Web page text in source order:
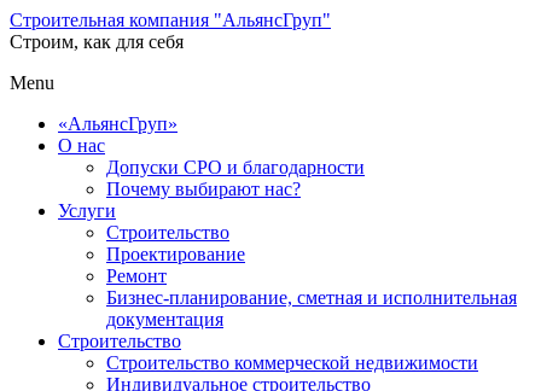
Строительная компания "АльянсГруп"
Строим, как для себя
Menu
«АльянсГруп»
О нас
Допуски СРО и благодарности
Почему выбирают нас?
Услуги
Строительство
Проектирование
Ремонт
Бизнес-планирование, сметная и исполнительная
документация
Строительство
Строительство коммерческой недвижимости
Индивидуальное строительство